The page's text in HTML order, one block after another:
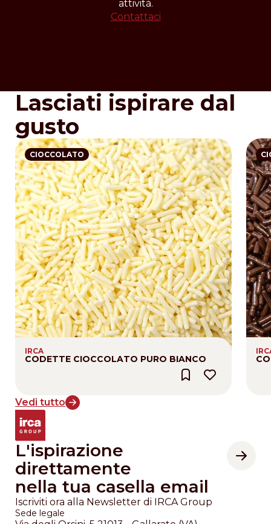
attività.
Contattaci
Lasciati ispirare dal
gusto
CIOCCOLATO
IRCA
CODETTE CIOCCOLATO PURO BIANCO
Vedi tutto
L'ispirazione
direttamente
nella tua casella email
Iscriviti ora alla Newsletter di IRCA Group
Sede legale